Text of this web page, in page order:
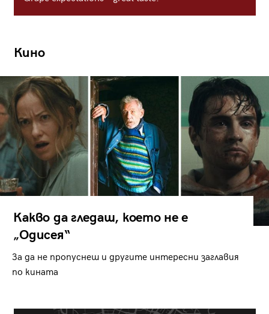
Кино
Какво да гледаш, което не е
„Одисея“
За да не пропуснеш и другите интересни заглавия
по кината